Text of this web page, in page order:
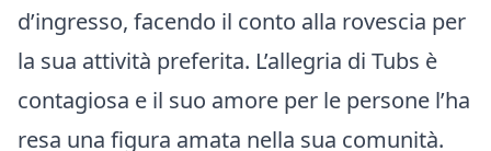
d’ingresso, facendo il conto alla rovescia per
la sua attività preferita. L’allegria di Tubs è
contagiosa e il suo amore per le persone l’ha
resa una figura amata nella sua comunità.